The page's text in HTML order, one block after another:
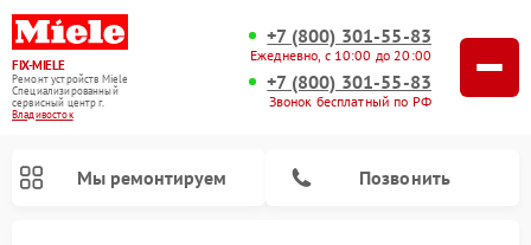
FIX-MIELE
Ремонт устройств Miele
Специализированный
cервисный центр г.
Владивосток
+7 (800) 301-55-83
Ежедневно, с 10:00 до 20:00
+7 (800) 301-55-83
Звонок бесплатный по РФ
Мы ремонтируем Позвонить